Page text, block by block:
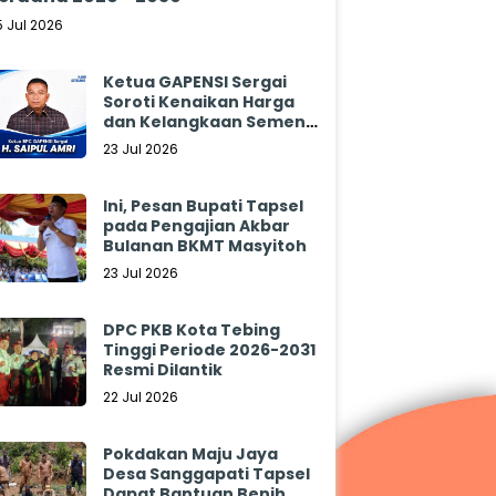
Jul 2026
Ketua GAPENSI Sergai
Soroti Kenaikan Harga
dan Kelangkaan Semen,
Minta Pemerintah
23 Jul 2026
Ini, Pesan Bupati Tapsel
pada Pengajian Akbar
Bulanan BKMT Masyitoh
23 Jul 2026
DPC PKB Kota Tebing
Tinggi Periode 2026-2031
Resmi Dilantik
22 Jul 2026
Pokdakan Maju Jaya
Desa Sanggapati Tapsel